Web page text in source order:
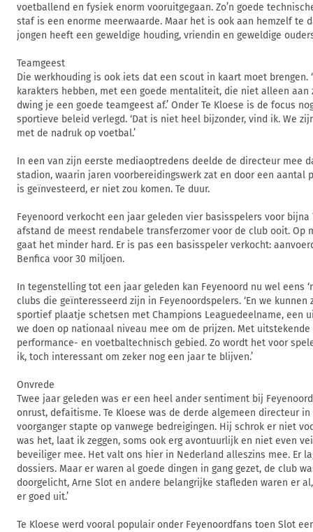
voetballend en fysiek enorm vooruitgegaan. Zo’n goede
staf is een enorme meerwaarde. Maar het is ook aan hemzelf te
jongen heeft een geweldige houding, vriendin en geweldige
Teamgeest
Die werkhouding is ook iets dat een scout in kaart moet brengen.
karakters hebben, met een goede mentaliteit, die niet alleen aan
dwing je een goede teamgeest af.’ Onder Te Kloese is de focus
sportieve beleid verlegd. ‘Dat is niet heel bijzonder, vind ik. We
met de nadruk op voetbal.’
In een van zijn eerste mediaoptredens deelde de directeur mee
stadion, waarin jaren voorbereidingswerk zat en door een aantal
is geïnvesteerd, er niet zou komen. Te duur.
Feyenoord verkocht een jaar geleden vier basisspelers voor bijna
afstand de meest rendabele transferzomer voor de club ooit. Op
gaat het minder hard. Er is pas een basisspeler verkocht:
Benfica voor 30 miljoen.
In tegenstelling tot een jaar geleden kan Feyenoord nu wel eens
clubs die geïnteresseerd zijn in Feyenoordspelers. ‘En we kunnen
sportief plaatje schetsen met Champions Leaguedeelname, een
we doen op nationaal niveau mee om de prijzen. Met
performance- en voetbaltechnisch gebied. Zo wordt het voor
ik, toch interessant om zeker nog een jaar te blijven.’
Onvrede
Twee jaar geleden was er een heel ander sentiment bij
onrust, defaitisme. Te Kloese was de derde algemeen directeur
voorganger stapte op vanwege bedreigingen. Hij schrok er niet
was het, laat ik zeggen, soms ook erg avontuurlijk en niet even
beveiliger mee. Het valt ons hier in Nederland alleszins mee. Er
dossiers. Maar er waren al goede dingen in gang gezet, de club
doorgelicht, Arne Slot en andere belangrijke stafleden waren er
er goed uit.’
Te Kloese werd vooral populair onder Feyenoordfans toen Slot